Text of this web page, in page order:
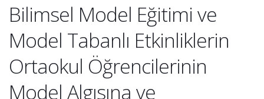
Bilimsel Model Eğitimi ve
Model Tabanlı Etkinliklerin
Ortaokul Öğrencilerinin
Model Algısına ve